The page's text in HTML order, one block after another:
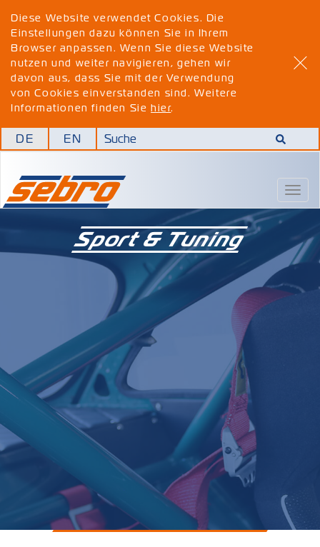
Diese Website verwendet Cookies. Die
Einstellungen dazu können Sie in Ihrem
Browser anpassen. Wenn Sie diese Website
nutzen und weiter navigieren, gehen wir
davon aus, dass Sie mit der Verwendung
von Cookies einverstanden sind. Weitere
Informationen finden Siehier.
DE EN
Sport & Tuning